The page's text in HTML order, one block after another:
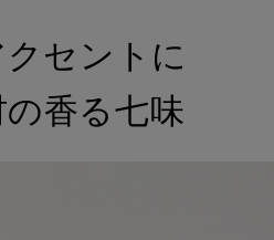
セントに
の香る七味